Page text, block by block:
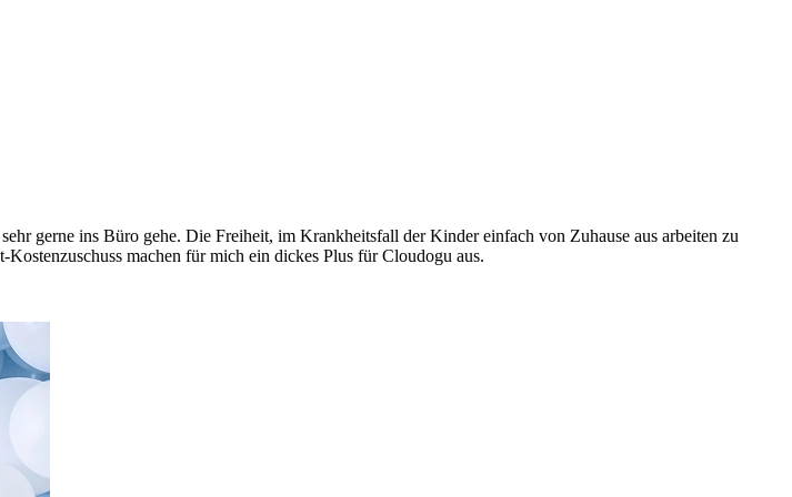
gerne ins Büro gehe. Die Freiheit, im Krankheitsfall der Kinder einfach von Zuhause aus arbeiten zu
machen für mich ein dickes Plus für Cloudogu aus.